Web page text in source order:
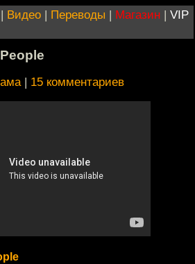
| Видео | Переводы | Магазин | VIP
| 15 комментариев